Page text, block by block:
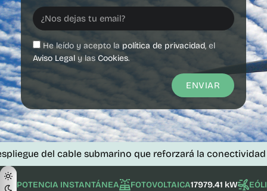
He leído y acepto la política de privacidad, el
Aviso Legal y las Cookies.
ENVIAR
del cable submarino que reforzará la conectividad de las
POTENCIA INSTANTÁNEA FOTOVOLTAICA17979.41 kW